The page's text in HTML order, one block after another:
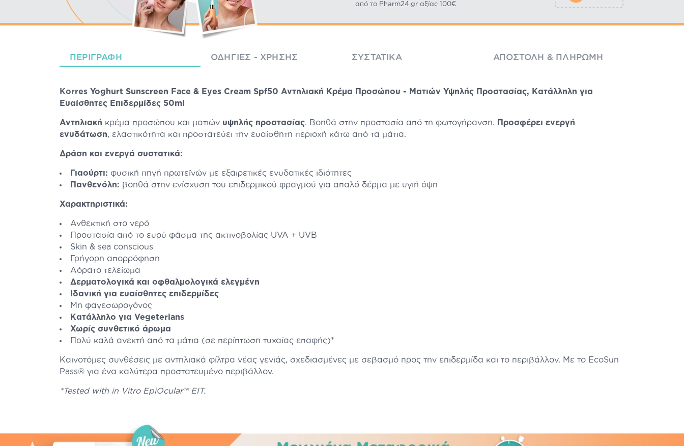
από το Pharm24.gr αξίας 100€
ΠΕΡΙΓΡΑΦΉ ΟΔΗΓΊΕΣ - ΧΡΉΣΗΣ ΣΥΣΤΑΤΙΚΆ ΑΠΟΣΤΟΛΉ & ΠΛΗΡΩΜΉ
Korres Yoghurt Sunscreen Face & Eyes Cream Spf50 Αντηλιακή Κρέμα Προσώπου - Ματιών Υψηλής Προστασίας, Κατάλληλη για
Ευαίσθητες Επιδερμίδες 50ml
Αντηλιακή κρέμα προσώπου και ματιών υψηλής προστασίας. Βοηθά στην προστασία από τη φωτογήρανση. Προσφέρει ενεργή
ενυδάτωση, ελαστικότητα και προστατεύει την ευαίσθητη περιοχή κάτω από τα μάτια.
Δράση και ενεργά συστατικά:
Γιαούρτι: φυσική πηγή πρωτεϊνών με εξαιρετικές ενυδατικές ιδιότητες
Πανθενόλη: βοηθά στην ενίσχυση του επιδερμικού φραγμού για απαλό δέρμα με υγιή όψη
Χαρακτηριστικά:
Ανθεκτική στο νερό
Προστασία από το ευρύ φάσμα της ακτινοβολίας UVA + UVB
Skin & sea conscious
Γρήγορη απορρόφηση
Αόρατο τελείωμα
Δερματολογικά και οφθαλμολογικά ελεγμένη
Ιδανική για ευαίσθητες επιδερμίδες
Μη φαγεσωρογόνος
Κατάλληλο για Vegeterians
Χωρίς συνθετικό άρωμα
Πολύ καλά ανεκτή από τα μάτια (σε περίπτωση τυχαίας επαφής)*
Καινοτόμες συνθέσεις με αντηλιακά φίλτρα νέας γενιάς, σχεδιασμένες με σεβασμό προς την επιδερμίδα και το περιβάλλον. Με το EcoSun
Pass® για ένα καλύτερα προστατευμένο περιβάλλον.
*Tested with in Vitro EpiOcular™ EIT.